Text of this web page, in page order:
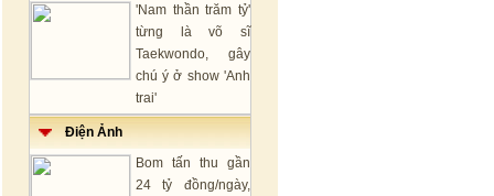
'Nam thần trăm tỷ'
từng là võ sĩ
Taekwondo, gây
chú ý ở show 'Anh
trai'
Điện Ảnh
Bom tấn thu gần
24 tỷ đồng/ngày,